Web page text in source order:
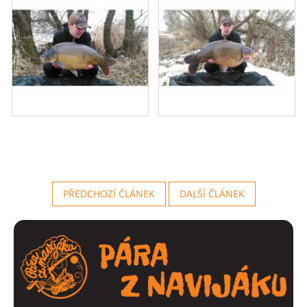
PŘEDCHOZÍ ČLÁNEK DALŠÍ ČLÁNEK